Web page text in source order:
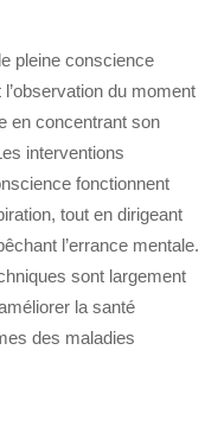
pleine conscience
du moment
en concentrant son
interventions
fonctionnent
tout en dirigeant
l’errance mentale.
sont largement
la santé
des maladies